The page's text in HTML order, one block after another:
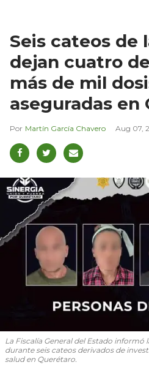
Seis cateos de
dejan cuatro
más de mil
aseguradas en
Martín García Chavero Aug 07,
La Fiscalía General del Estado
durante seis cateos derivados de
salud en Querétaro.